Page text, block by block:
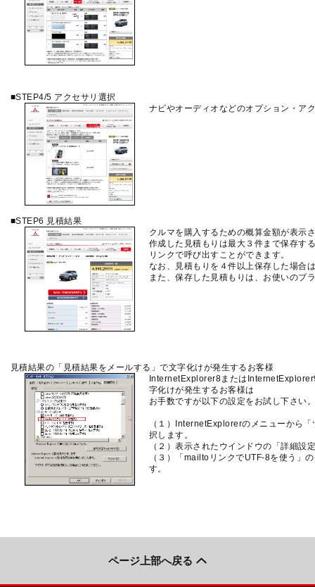
■STEP4/5 アクセサリ選択
ナビやオーディオなどのオプション・ア
■STEP6 見積結果
クルマを購入するための概算金額が表示
作成した見積もりは最大３件まで保存す
リンクで呼び出すことができます。
なお、見積もりを４件以上保存した場合
また、保存した見積もりは、お使いのブ
見積結果の「見積結果をメールする」で文字化けが発生するお客様
InternetExplorer8または
字化けが発生するお客様は
お手数ですが以下の設定をお試し下さい
（１）InternetExplorerのメニューから
択します。
（２）表示されたウインドウの「詳細設
（３）「mailtoリンクでUTF-8を使う」
す。
ページ上部へ戻る